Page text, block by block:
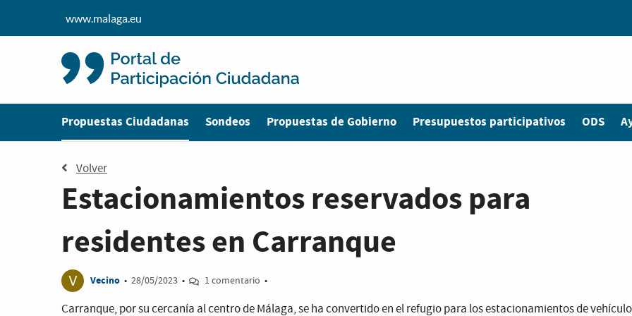
www.malaga.eu
Propuestas Ciudadanas Sondeos Propuestas de Gobierno Presupuestos participativos ODS
Volver
Estacionamientos reservados para
residentes en Carranque
V Vecino • 28/05/2023 • 1 comentario •
Carranque, por su cercanía al centro de Málaga, se ha convertido en el refugio para los estacionamientos de